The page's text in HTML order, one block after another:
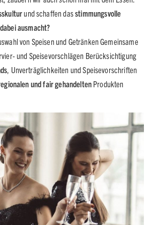
und schaffen dasstimmungsvolle
ausmacht?
von Speisen und Getränken Gemeinsame
und Speisevorschlägen Berücksichtigung
, Unverträglichkeiten und Speisevorschriften
und fair gehandelten Produkten